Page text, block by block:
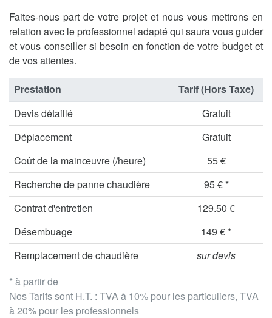
Faites-nous part de votre projet et nous vous mettrons en
relation avec le professionnel adapté qui saura vous guider
et vous conseiller si besoin en fonction de votre budget et
de vos attentes.
* à partir de
Nos Tarifs sont H.T. : TVA à 10% pour les particuliers, TVA
à 20% pour les professionnels
Prestation
Tarif (Hors Taxe)
Devis détaillé
Gratuit
Déplacement
Gratuit
Coût de la mainœuvre (/heure)
55 €
Recherche de panne chaudière
95 € *
Contrat d'entretien
129.50 €
Désembuage
149 € *
Remplacement de chaudière
sur devis